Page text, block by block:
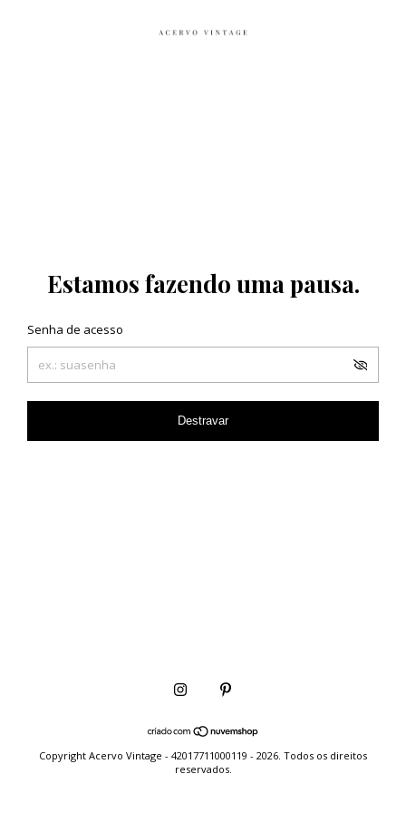
Estamos fazendo uma pausa.
Senha de acesso
Destravar
Copyright Acervo Vintage - 42017711000119 - 2026. Todos os direitos
reservados.